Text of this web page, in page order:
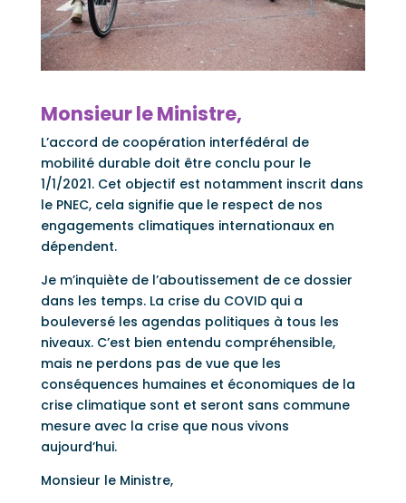
Monsieur le Ministre,
L’accord de coopération interfédéral de
mobilité durable doit être conclu pour le
1/1/2021. Cet objectif est notamment inscrit dans
le PNEC, cela signifie que le respect de nos
engagements climatiques internationaux en
dépendent.
Je m’inquiète de l’aboutissement de ce dossier
dans les temps. La crise du COVID qui a
bouleversé les agendas politiques à tous les
niveaux. C’est bien entendu compréhensible,
mais ne perdons pas de vue que les
conséquences humaines et économiques de la
crise climatique sont et seront sans commune
mesure avec la crise que nous vivons
aujourd’hui.
Monsieur le Ministre,